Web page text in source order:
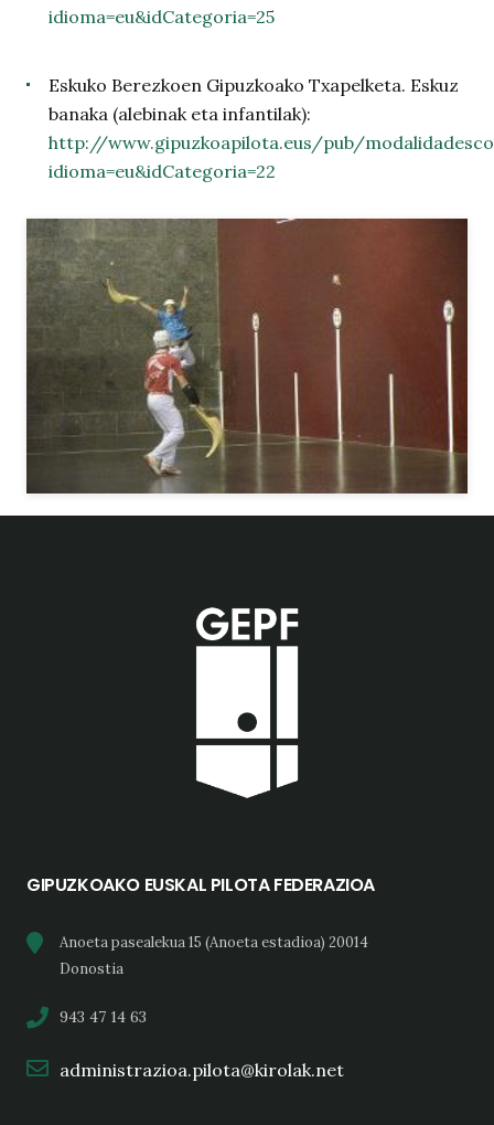
idioma=eu&idCategoria=25
Eskuko Berezkoen Gipuzkoako Txapelketa. Eskuz
banaka (alebinak eta infantilak):
http://www.gipuzkoapilota.eus/pub/
idioma=eu&idCategoria=22
GIPUZKOAKO EUSKAL PILOTA FEDERAZIOA
Anoeta pasealekua 15 (Anoeta estadioa) 20014
Donostia
943 47 14 63
administrazioa.pilota@kirolak.net